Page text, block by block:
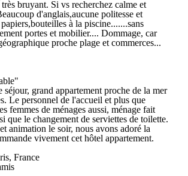
bruyant. Si vs recherchez calme et
d'anglais,aucune politesse et
à la piscine.......sans
portes et mobilier.... Dommage, car
proche plage et commerces...
séjour, grand appartement proche de la mer
Le personnel de l'accueil et plus que
femmes de ménages aussi, ménage fait
que le changement de serviettes de toilette.
animation le soir, nous avons adoré la
vivement cet hôtel appartement.
France